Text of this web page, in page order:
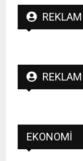
REKLAM
REKLAM
EKONOMI